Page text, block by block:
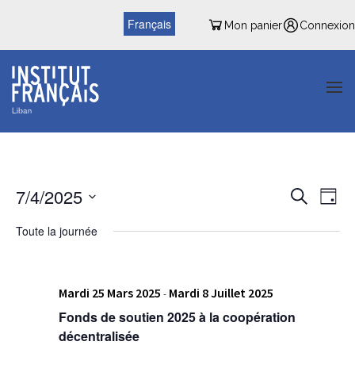
Mon panier Connexion
Français
et
Recherche
Jour
7/4/2025
une
Toute la journée
Mardi 25 Mars 2025 - Mardi 8 Juillet 2025
Fonds de soutien 2025 à la coopération
décentralisée